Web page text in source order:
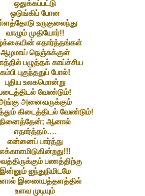
ஒதுக்கப்பட்டு
ஒடுங்கிப் போன
உருகுலைந்து
வாழும் முதியோர்!!
எதார்த்தங்கள்
ஆழமாய் நெஞ்சுக்குள்
பழுத்தக் காய்ச்சிய
கம்பி புகுந்ததுப் போல்!
புதிய உலகமொன்று
வேண்டும்!
அனைவருக்கும்
கிடைத்திடல் வேண்டும்!
நினைத்தேன்; ஆனால்
எதார்த்தம்….
என்னைப் பார்த்து
எக்காளமிடுகின்றது!!!
பணத்திற்கு
இன்னும் ஐந்துநிமிடமே
இணையத்தளத்தில்
உளவ முடியும்